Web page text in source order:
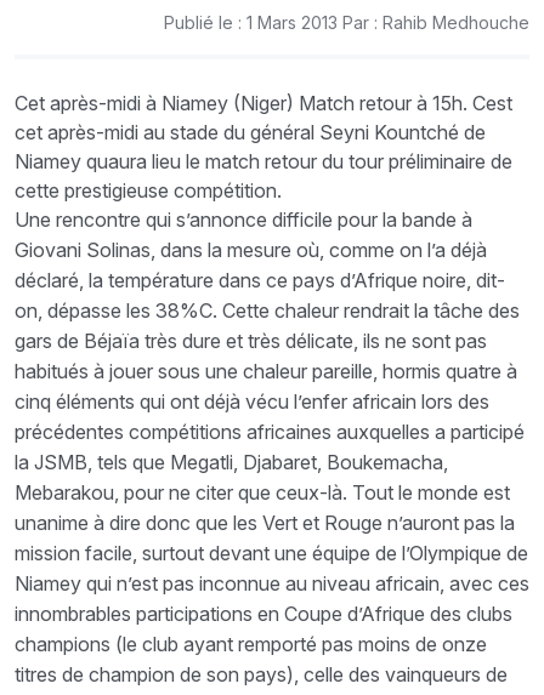
Publié le : 1 Mars 2013 Par : Rahib Medhouche
Cet après-midi à Niamey (Niger) Match retour à 15h. Cest
cet après-midi au stade du général Seyni Kountché de
Niamey quaura lieu le match retour du tour préliminaire de
cette prestigieuse compétition.
Une rencontre qui s’annonce difficile pour la bande à
Giovani Solinas, dans la mesure où, comme on l’a déjà
déclaré, la température dans ce pays d’Afrique noire, dit-
on, dépasse les 38%C. Cette chaleur rendrait la tâche des
gars de Béjaïa très dure et très délicate, ils ne sont pas
habitués à jouer sous une chaleur pareille, hormis quatre à
cinq éléments qui ont déjà vécu l’enfer africain lors des
précédentes compétitions africaines auxquelles a participé
la JSMB, tels que Megatli, Djabaret, Boukemacha,
Mebarakou, pour ne citer que ceux-là. Tout le monde est
unanime à dire donc que les Vert et Rouge n’auront pas la
mission facile, surtout devant une équipe de l’Olympique de
Niamey qui n’est pas inconnue au niveau africain, avec ces
innombrables participations en Coupe d’Afrique des clubs
champions (le club ayant remporté pas moins de onze
titres de champion de son pays), celle des vainqueurs de